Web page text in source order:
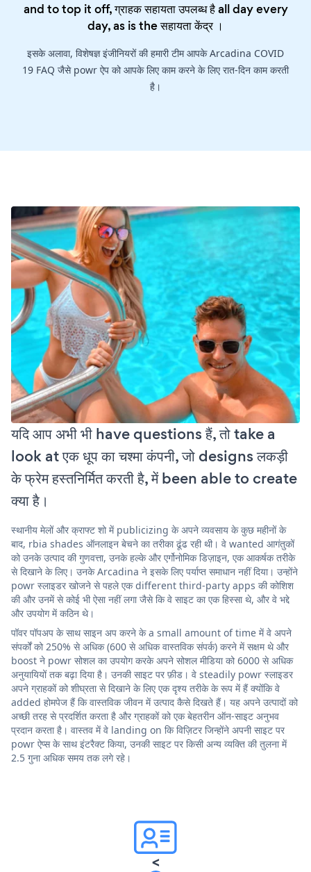
and to top it off, ग्राहक सहायता उपलब्ध है all day every
day, as is theसहायता केंद्र।
इसके अलावा, विशेषज्ञ इंजीनियरों की हमारी टीम आपके Arcadina COVID
19 FAQ जैसे powr ऐप को आपके लिए काम करने के लिए रात-दिन काम करती
है।
यदि आप अभी भी have questions हैं, तो take a
look at एक धूप का चश्मा कंपनी, जो designs लकड़ी
के फ्रेम हस्तनिर्मित करती है, में been able to create
क्या है।
स्थानीय मेलों और क्राफ्ट शो में publicizing के अपने व्यवसाय के कुछ महीनों के
बाद, rbia shades ऑनलाइन बेचने का तरीका ढूंढ रही थी। वे wanted आगंतुकों
को उनके उत्पाद की गुणवत्ता, उनके हल्के और एर्गोनोमिक डिज़ाइन, एक आकर्षक तरीके
से दिखाने के लिए। उनके Arcadina ने इसके लिए पर्याप्त समाधान नहीं दिया। उन्होंने
powr स्लाइडर खोजने से पहले एक different third-party apps की कोशिश
की और उनमें से कोई भी ऐसा नहीं लगा जैसे कि वे साइट का एक हिस्सा थे, और वे भद्दे
और उपयोग में कठिन थे।
पॉवर पॉपअप के साथ साइन अप करने के a small amount of time में वे अपने
संपर्कों को 250% से अधिक (600 से अधिक वास्तविक संपर्क) करने में सक्षम थे और
boost ने powr सोशल का उपयोग करके अपने सोशल मीडिया को 6000 से अधिक
अनुयायियों तक बढ़ा दिया है। उनकी साइट पर फ़ीड। वे steadily powr स्लाइडर
अपने ग्राहकों को शीघ्रता से दिखाने के लिए एक दृश्य तरीके के रूप में हैं क्योंकि वे
added होमपेज हैं कि वास्तविक जीवन में उत्पाद कैसे दिखते हैं। यह अपने उत्पादों को
अच्छी तरह से प्रदर्शित करता है और ग्राहकों को एक बेहतरीन ऑन-साइट अनुभव
प्रदान करता है। वास्तव में वे landing on कि विज़िटर जिन्होंने अपनी साइट पर
powr ऐप्स के साथ इंटरैक्ट किया, उनकी साइट पर किसी अन्य व्यक्ति की तुलना में
2.5 गुना अधिक समय तक लगे रहे।
<